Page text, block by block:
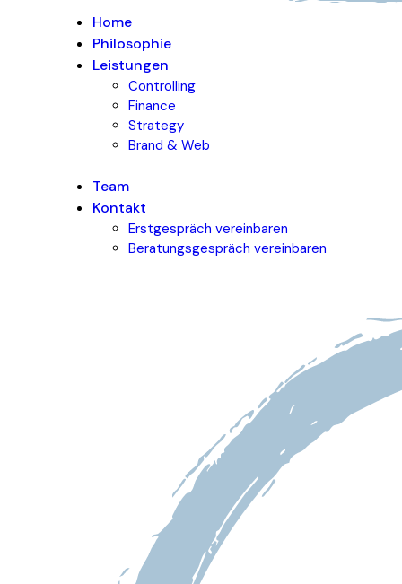
Home
Philosophie
Leistungen
Controlling
Finance
Strategy
Brand & Web
Team
Kontakt
Erstgespräch vereinbaren
Beratungsgespräch vereinbaren